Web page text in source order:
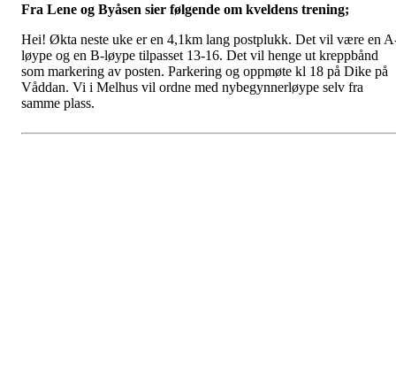
Fra Lene og Byåsen sier følgende om kveldens trening;
Hei! Økta neste uke er en 4,1km lang postplukk. Det vil være en
løype og en B-løype tilpasset 13-16. Det vil henge ut kreppbånd
som markering av posten. Parkering og oppmøte kl 18 på Dike på
Våddan. Vi i Melhus vil ordne med nybegynnerløype selv fra
samme plass.